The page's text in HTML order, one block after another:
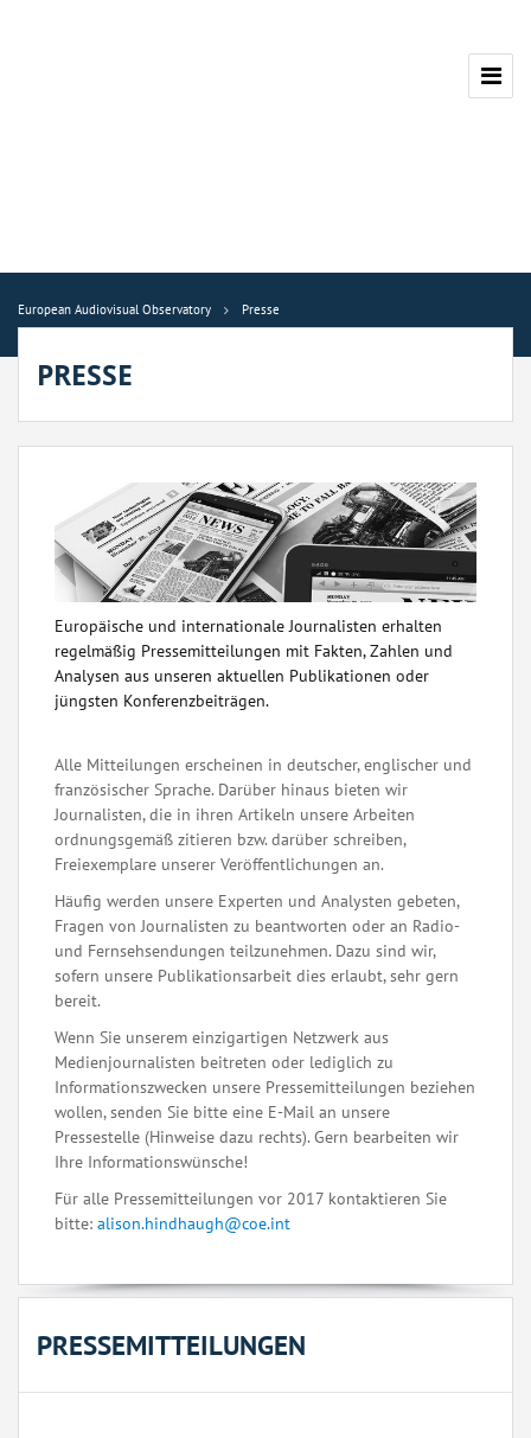
European Audiovisual Observatory Presse
PRESSE
Europäische und internationale Journalisten erhalten
regelmäßig Pressemitteilungen mit Fakten, Zahlen und
Analysen aus unseren aktuellen Publikationen oder
jüngsten Konferenzbeiträgen.
Alle Mitteilungen erscheinen in deutscher, englischer und
französischer Sprache. Darüber hinaus bieten wir
Journalisten, die in ihren Artikeln unsere Arbeiten
ordnungsgemäß zitieren bzw. darüber schreiben,
Freiexemplare unserer Veröffentlichungen an.
Häufig werden unsere Experten und Analysten gebeten,
Fragen von Journalisten zu beantworten oder an Radio-
und Fernsehsendungen teilzunehmen. Dazu sind wir,
sofern unsere Publikationsarbeit dies erlaubt, sehr gern
bereit.
Wenn Sie unserem einzigartigen Netzwerk aus
Medienjournalisten beitreten oder lediglich zu
Informationszwecken unsere Pressemitteilungen beziehen
wollen, senden Sie bitte eine E-Mail an unsere
Pressestelle (Hinweise dazu rechts). Gern bearbeiten wir
Ihre Informationswünsche!
Für alle Pressemitteilungen vor 2017 kontaktieren Sie
bitte: alison.hindhaugh@coe.int
PRESSEMITTEILUNGEN